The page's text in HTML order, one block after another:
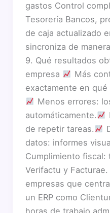
gastos Control
Tesorería Bancos,
de caja actualizado
sincroniza de
9. Qué resultados
empresa
Más
exactamente en
Menos errores:
automáticamente.
de repetir tareas.
datos: informes
Cumplimiento
Verifactu y
empresas que
un ERP como